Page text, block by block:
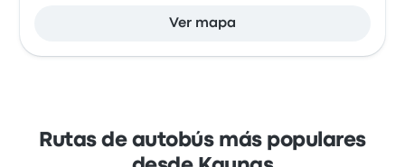
Ver mapa
Rutas de autobús más populares